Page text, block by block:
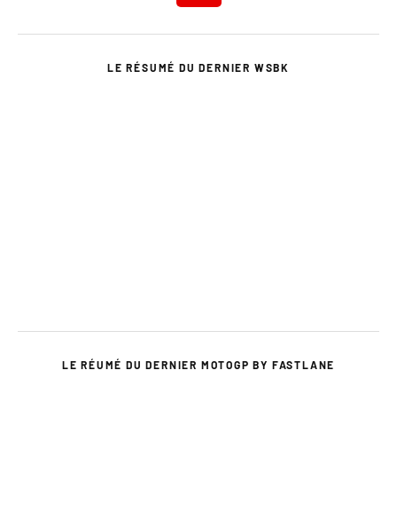
LE RÉSUMÉ DU DERNIER WSBK
LE RÉUMÉ DU DERNIER MOTOGP BY FASTLANE